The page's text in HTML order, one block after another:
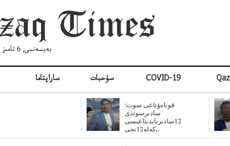
بەيسەنبى, 6 تامىز 2026
ساراپتاما سۇحبات COVID-19
قوناەۆتاعى سوت:
سادىرسوتدى
12سادىربايدىتاعىسى
كەلە12نجى..